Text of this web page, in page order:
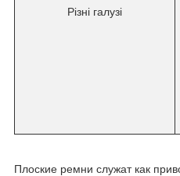
Різні галузі
Плоские ремни служат как